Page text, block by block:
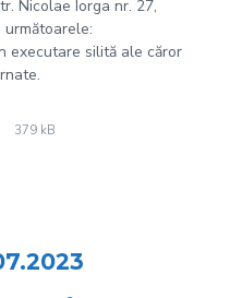
Nicolae Iorga nr. 27,
executare silită ale căror
File
pdf
File
379 kB